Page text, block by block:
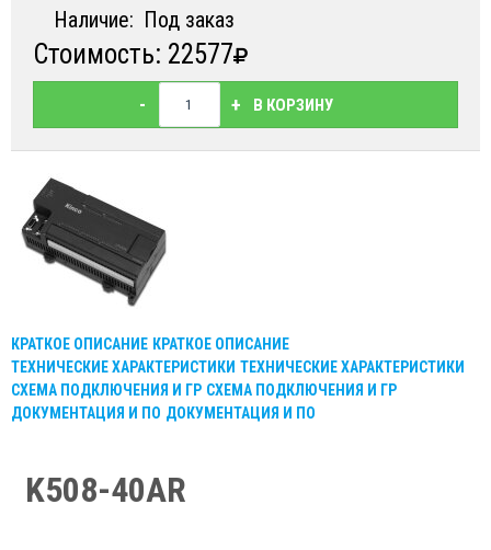
НОВОСТИ
ДОСТАВКА И ОПЛАТА
КОНТАКТЫ
Наличие: Под заказ
Стоимость: 22577
- + В КОРЗИНУ
КРАТКОЕ ОПИСАНИЕ КРАТКОЕ ОПИСАНИЕ
ТЕХНИЧЕСКИЕ ХАРАКТЕРИСТИКИ ТЕХНИЧЕСКИЕ ХАРАКТЕРИСТИКИ
СХЕМА ПОДКЛЮЧЕНИЯ И ГР СХЕМА ПОДКЛЮЧЕНИЯ И ГР
ДОКУМЕНТАЦИЯ И ПО ДОКУМЕНТАЦИЯ И ПО
K508-40AR